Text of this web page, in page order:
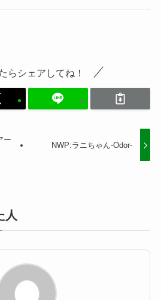
らシェアしてね！
ー
NWP:ラニちゃん-Odor-
人